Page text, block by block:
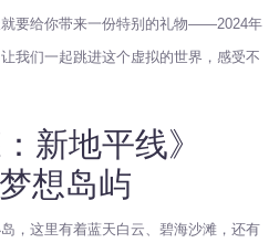
要给你带来一份特别的礼物——2024年
我们一起跳进这个虚拟的世界，感受不
新地平线》
想岛屿
，这里有着蓝天白云、碧海沙滩，还有